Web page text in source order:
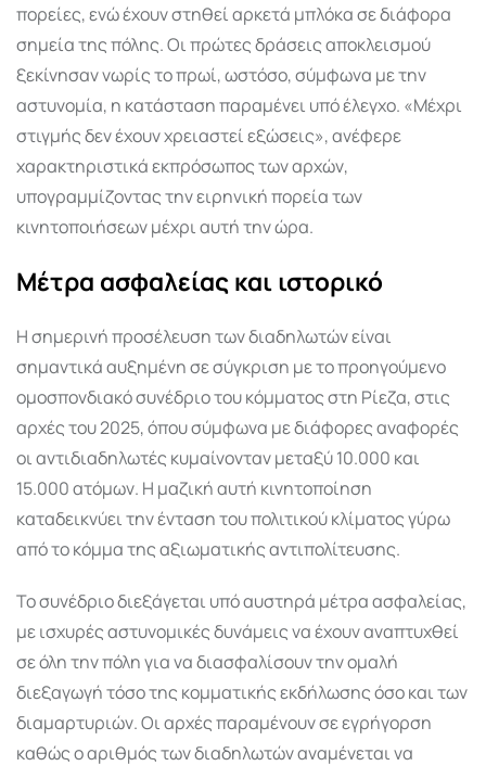
πορείες, ενώ έχουν στηθεί αρκετά μπλόκα σε διάφορα
σημεία της πόλης. Οι πρώτες δράσεις αποκλεισμού
ξεκίνησαν νωρίς το πρωί, ωστόσο, σύμφωνα με την
αστυνομία, η κατάσταση παραμένει υπό έλεγχο. «Μέχρι
στιγμής δεν έχουν χρειαστεί εξώσεις», ανέφερε
χαρακτηριστικά εκπρόσωπος των αρχών,
υπογραμμίζοντας την ειρηνική πορεία των
κινητοποιήσεων μέχρι αυτή την ώρα.
Μέτρα ασφαλείας και ιστορικό
Η σημερινή προσέλευση των διαδηλωτών είναι
σημαντικά αυξημένη σε σύγκριση με το προηγούμενο
ομοσπονδιακό συνέδριο του κόμματος στη Ρίεζα, στις
αρχές του 2025, όπου σύμφωνα με διάφορες αναφορές
οι αντιδιαδηλωτές κυμαίνονταν μεταξύ 10.000 και
15.000 ατόμων. Η μαζική αυτή κινητοποίηση
καταδεικνύει την ένταση του πολιτικού κλίματος γύρω
από το κόμμα της αξιωματικής αντιπολίτευσης.
Το συνέδριο διεξάγεται υπό αυστηρά μέτρα ασφαλείας,
με ισχυρές αστυνομικές δυνάμεις να έχουν αναπτυχθεί
σε όλη την πόλη για να διασφαλίσουν την ομαλή
διεξαγωγή τόσο της κομματικής εκδήλωσης όσο και των
διαμαρτυριών. Οι αρχές παραμένουν σε εγρήγορση
καθώς ο αριθμός των διαδηλωτών αναμένεται να